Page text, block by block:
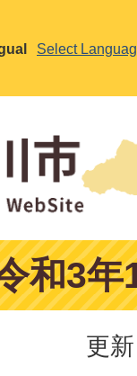
Select
和3年
更